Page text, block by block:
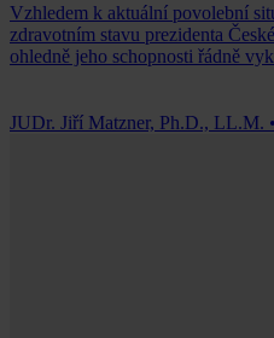
Vzhledem k aktuální povolební
zdravotním stavu prezidenta
ohledně jeho schopnosti řádně
JUDr. Jiří Matzner, Ph.D., LL.M. •